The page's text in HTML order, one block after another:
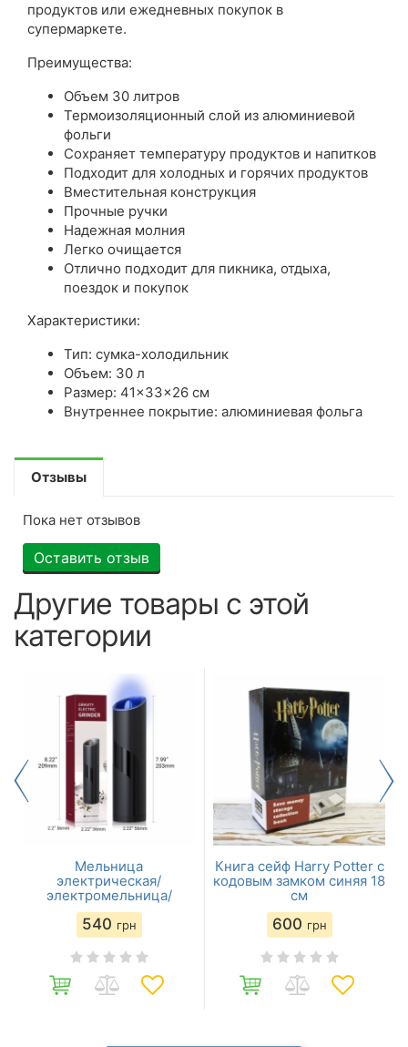
продуктов или ежедневных покупок в
супермаркете.
Преимущества:
Объем 30 литров
Термоизоляционный слой из алюминиевой
фольги
Сохраняет температуру продуктов и напитков
Подходит для холодных и горячих продуктов
Вместительная конструкция
Прочные ручки
Надежная молния
Легко очищается
Отлично подходит для пикника, отдыха,
поездок и покупок
Характеристики:
Тип: сумка-холодильник
Объем: 30 л
Размер: 41×33×26 см
Внутреннее покрытие: алюминиевая фольга
Отзывы
Пока нет отзывов
Оставить отзыв
Другие товары с этой
категории
Мельница
электрическая/
электромельница/
измельчитель для
специй/перца/соли
540 грн
Книга сейф Harry Potter с
кодовым замком синяя 18
см
600 грн